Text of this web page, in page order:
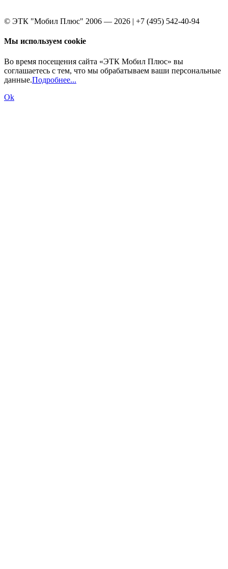
© ЭТК "Мобил Плюс" 2006 — 2026 | +7 (495) 542-40-94
Мы используем cookie
Во время посещения сайта «ЭТК Мобил Плюс» вы
соглашаетесь с тем, что мы обрабатываем ваши персональные
данные.Подробнее...
Ok